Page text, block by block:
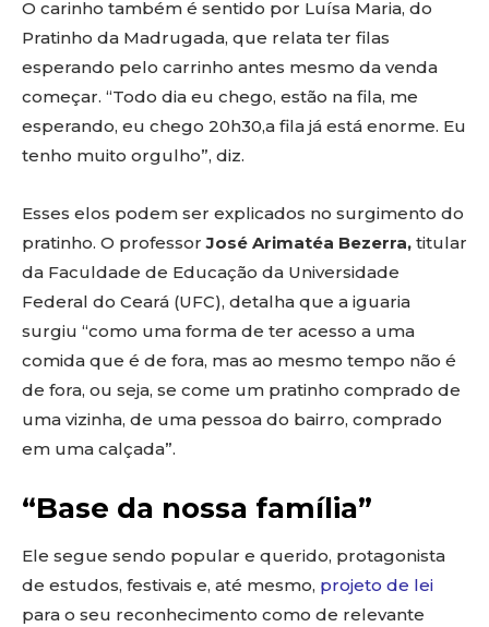
O carinho também é sentido por Luísa Maria, do
Pratinho da Madrugada, que relata ter filas
esperando pelo carrinho antes mesmo da venda
começar. “Todo dia eu chego, estão na fila, me
esperando, eu chego 20h30,a fila já está enorme. Eu
tenho muito orgulho”, diz.
Esses elos podem ser explicados no surgimento do
pratinho. O professorJosé Arimatéa Bezerra, titular
da Faculdade de Educação da Universidade
Federal do Ceará (UFC), detalha que a iguaria
surgiu “como uma forma de ter acesso a uma
comida que é de fora, mas ao mesmo tempo não é
de fora, ou seja, se come um pratinho comprado de
uma vizinha, de uma pessoa do bairro, comprado
em uma calçada”.
“Base da nossa família”
Ele segue sendo popular e querido, protagonista
de estudos, festivais e, até mesmo, projeto de lei
para o seu reconhecimento como de relevante